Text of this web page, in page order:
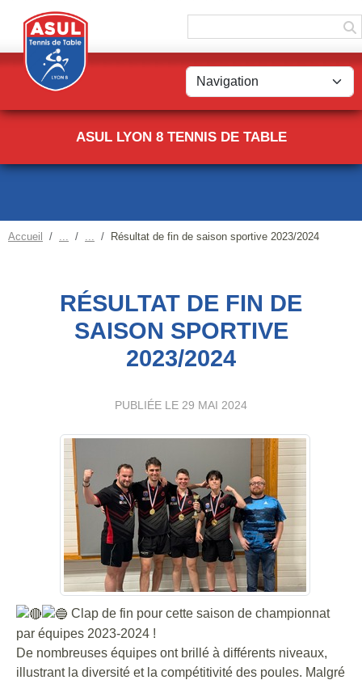
ASUL LYON 8 TENNIS DE TABLE
Accueil Résultat de fin de saison sportive 2023/2024
RÉSULTAT DE FIN DE
SAISON SPORTIVE
2023/2024
PUBLIÉE LE 29 MAI 2024
Clap de fin pour cette saison de championnat
par équipes 2023-2024 !
De nombreuses équipes ont brillé à différents niveaux,
illustrant la diversité et la compétitivité des poules. Malgré
Panneau de gestion des cookies